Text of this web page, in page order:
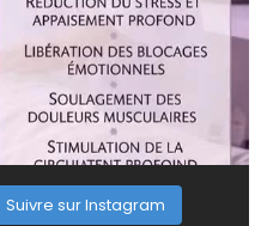
Suivre sur Instagram